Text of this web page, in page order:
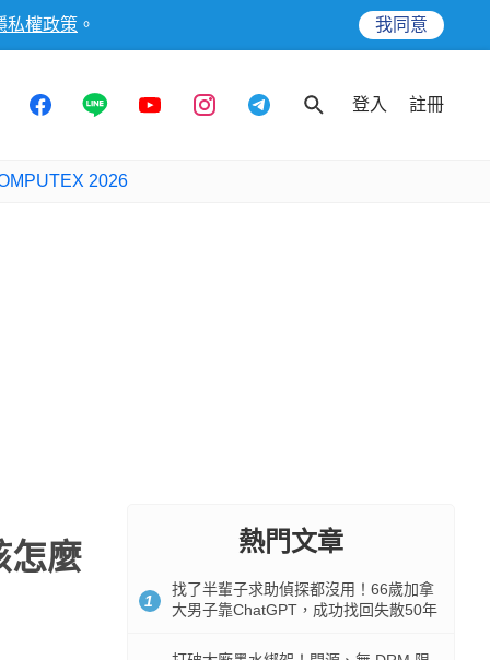
私權政策 。 我同意
登入 註冊
2026
怎麼 熱門文章
1
找了半輩子求助偵探都沒用！66歲加拿
大男子靠ChatGPT，成功找回失散50年